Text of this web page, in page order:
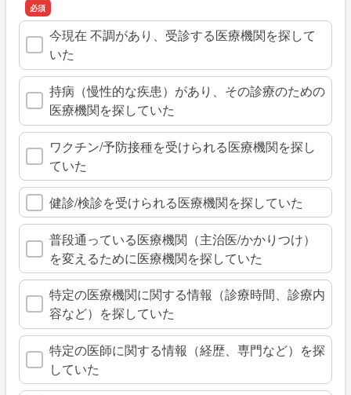
今現在 不調があり、受診する医療機関を探して
いた
持病（慢性的な疾患）があり、その診療のための
医療機関を探していた
ワクチン/予防接種を受けられる医療機関を探し
ていた
健診/検診を受けられる医療機関を探していた
普段通っている医療機関（主治医/かかりつけ）
を変えるために医療機関を探していた
特定の医療機関に関する情報（診療時間、診療内
容など）を探していた
特定の医師に関する情報（経歴、専門など）を探
していた